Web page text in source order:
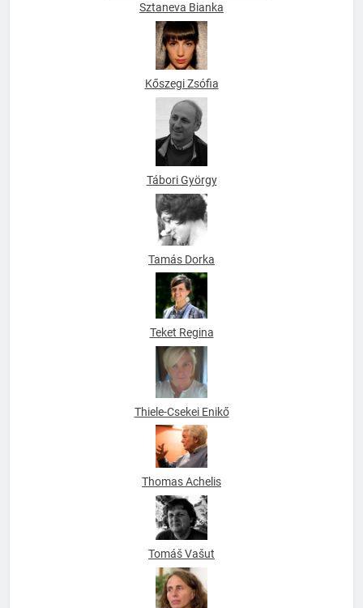
Sztaneva Bianka
Kőszegi Zsófia
Tábori György
Tamás Dorka
Teket Regina
Thiele-Csekei Enikő
Thomas Achelis
Tomáš Vašut